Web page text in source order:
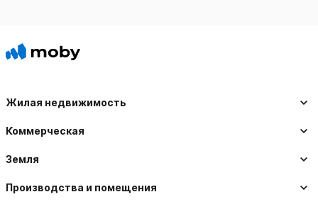
Жилая недвижимость
Коммерческая
Земля
Производства и помещения